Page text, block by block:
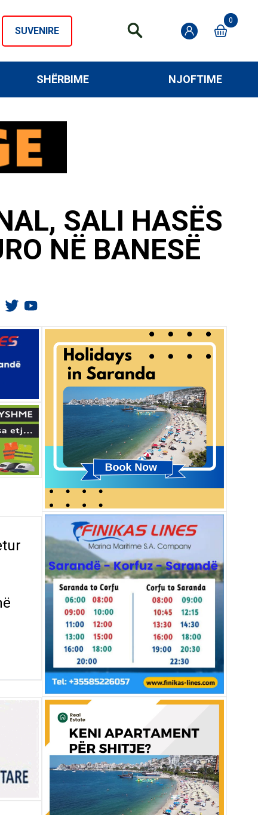
SUVENIRE
0
SHËRBIME NJOFTIME
SALI HASËS
NË BANESË